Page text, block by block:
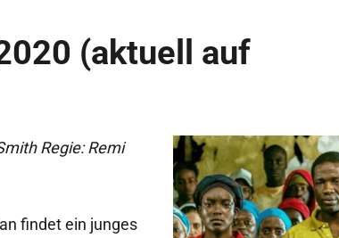
(aktuell auf
Regie: Remi
findet ein junges